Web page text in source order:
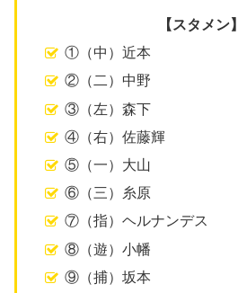
【スタメン】
①（中）近本
②（二）中野
③（左）森下
④（右）佐藤輝
⑤（一）大山
⑥（三）糸原
⑦（指）ヘルナンデス
⑧（遊）小幡
⑨（捕）坂本